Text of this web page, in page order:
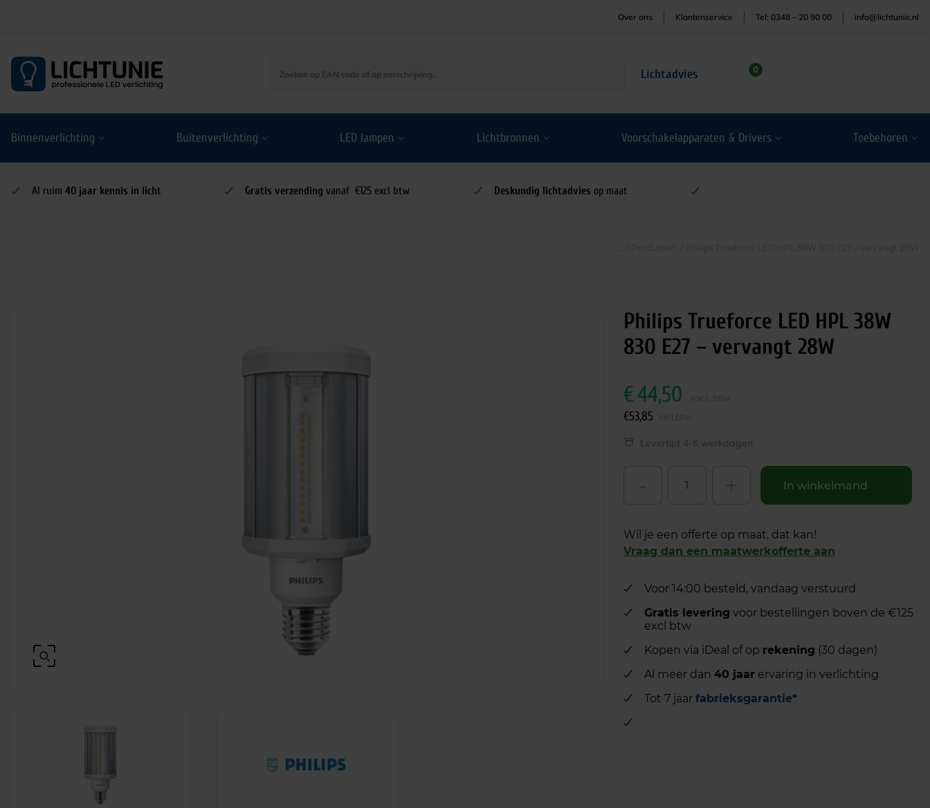
Over ons Klantenservice Tel: 0348 – 20 90 00 info@lichtunie.nl
Lichtadvies 0
Binnenverlichting Buitenverlichting LED lampen Lichtbronnen Voorschakelapparaten & Drivers Toebehoren
Al ruim 40 jaar kennis in licht Gratis verzending vanaf €125 excl btw Deskundig lichtadvies op maat
Philips Trueforce LED HPL 38W
830 E27 – vervangt 28W
€44,50
€53,85
Levertijd 4-6 werkdagen
In winkelmand
Wil je een offerte op maat, dat kan!
Vraag dan een maatwerkofferte aan
Voor 14:00 besteld, vandaag verstuurd
Gratis levering voor bestellingen boven de €125
excl btw
Kopen via iDeal of op rekening (30 dagen)
Al meer dan 40 jaarervaring in verlichting
Tot 7 jaar fabrieksgarantie*